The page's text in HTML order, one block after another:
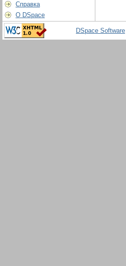
Справка
О DSpace
DSpace Software